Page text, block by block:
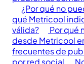
¿Por qué no
qué Metricool
válida?
Por qué
desde Metricool
frecuentes de
por red social